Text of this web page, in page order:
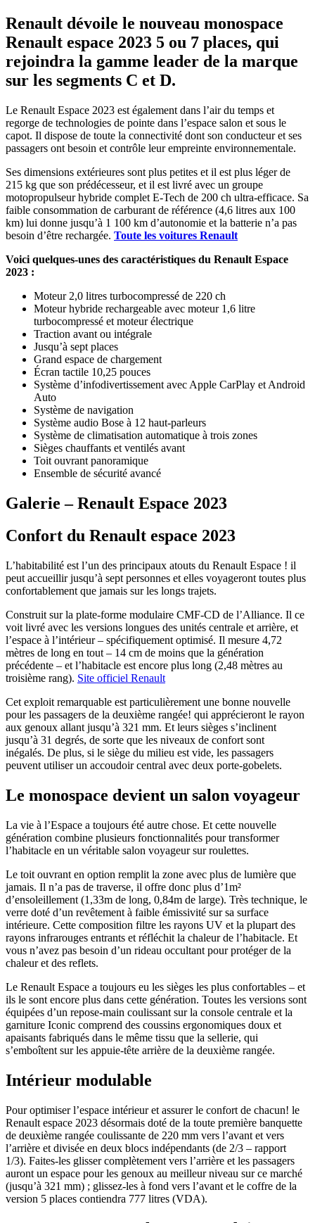
Renault dévoile le nouveau monospace
Renault espace 2023 5 ou 7 places, qui
rejoindra la gamme leader de la marque
sur les segments C et D.
Le Renault Espace 2023 est également dans l’air du temps et
regorge de technologies de pointe dans l’espace salon et sous le
capot. Il dispose de toute la connectivité dont son conducteur et ses
passagers ont besoin et contrôle leur empreinte environnementale.
Ses dimensions extérieures sont plus petites et il est plus léger de
215 kg que son prédécesseur, et il est livré avec un groupe
motopropulseur hybride complet E-Tech de 200 ch ultra-efficace. Sa
faible consommation de carburant de référence (4,6 litres aux 100
km) lui donne jusqu’à 1 100 km d’autonomie et la batterie n’a pas
besoin d’être rechargée. Toute les voitures Renault
Voici quelques-unes des caractéristiques du Renault Espace
2023 :
Moteur 2,0 litres turbocompressé de 220 ch
Moteur hybride rechargeable avec moteur 1,6 litre
turbocompressé et moteur électrique
Traction avant ou intégrale
Jusqu’à sept places
Grand espace de chargement
Écran tactile 10,25 pouces
Système d’infodivertissement avec Apple CarPlay et Android
Auto
Système de navigation
Système audio Bose à 12 haut-parleurs
Système de climatisation automatique à trois zones
Sièges chauffants et ventilés avant
Toit ouvrant panoramique
Ensemble de sécurité avancé
Galerie – Renault Espace 2023
Confort du Renault espace 2023
L’habitabilité est l’un des principaux atouts du Renault Espace ! il
peut accueillir jusqu’à sept personnes et elles voyageront toutes plus
confortablement que jamais sur les longs trajets.
Construit sur la plate-forme modulaire CMF-CD de l’Alliance. Il ce
voit livré avec les versions longues des unités centrale et arrière, et
l’espace à l’intérieur – spécifiquement optimisé. Il mesure 4,72
mètres de long en tout – 14 cm de moins que la génération
précédente – et l’habitacle est encore plus long (2,48 mètres au
troisième rang). Site officiel Renault
Cet exploit remarquable est particulièrement une bonne nouvelle
pour les passagers de la deuxième rangée! qui apprécieront le rayon
aux genoux allant jusqu’à 321 mm. Et leurs sièges s’inclinent
jusqu’à 31 degrés, de sorte que les niveaux de confort sont
inégalés. De plus, si le siège du milieu est vide, les passagers
peuvent utiliser un accoudoir central avec deux porte-gobelets.
Le monospace devient un salon voyageur
La vie à l’Espace a toujours été autre chose. Et cette nouvelle
génération combine plusieurs fonctionnalités pour transformer
l’habitacle en un véritable salon voyageur sur roulettes.
Le toit ouvrant en option remplit la zone avec plus de lumière que
jamais. Il n’a pas de traverse, il offre donc plus d’1m²
d’ensoleillement (1,33m de long, 0,84m de large). Très technique, le
verre doté d’un revêtement à faible émissivité sur sa surface
intérieure. Cette composition filtre les rayons UV et la plupart des
rayons infrarouges entrants et réfléchit la chaleur de l’habitacle. Et
vous n’avez pas besoin d’un rideau occultant pour protéger de la
chaleur et des reflets.
Le Renault Espace a toujours eu les sièges les plus confortables – et
ils le sont encore plus dans cette génération. Toutes les versions sont
équipées d’un repose-main coulissant sur la console centrale et la
garniture Iconic comprend des coussins ergonomiques doux et
apaisants fabriqués dans le même tissu que la sellerie, qui
s’emboîtent sur les appuie-tête arrière de la deuxième rangée.
Intérieur modulable
Pour optimiser l’espace intérieur et assurer le confort de chacun! le
Renault espace 2023 désormais doté de la toute première banquette
de deuxième rangée coulissante de 220 mm vers l’avant et vers
l’arrière et divisée en deux blocs indépendants (de 2/3 – rapport
1/3). Faites-les glisser complètement vers l’arrière et les passagers
auront un espace pour les genoux au meilleur niveau sur ce marché
(jusqu’à 321 mm) ; glissez-les à fond vers l’avant et le coffre de la
version 5 places contiendra 777 litres (VDA).